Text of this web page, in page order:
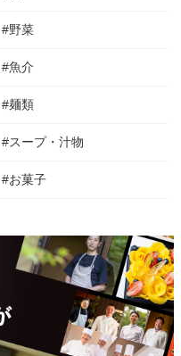
#野菜
#魚介
#麺類
#スープ・汁物
#お菓子